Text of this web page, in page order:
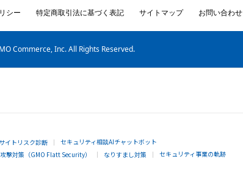
シー 特定商取引法に基づく表記 サイトマップ お問い合わせ
Commerce, Inc. All Rights Reserved.
イトリスク診断
セキュリティ相談AIチャットボット
撃対策（GMO Flatt Security） なりすまし対策 セキュリティ事業の軌跡